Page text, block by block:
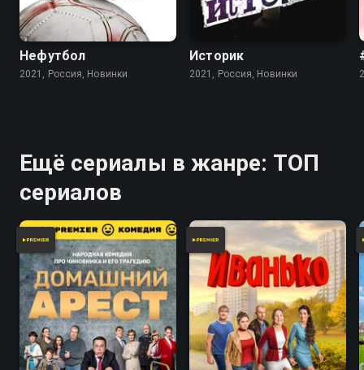
Нефутбол
2021, Россия, Новинки
Историк
2021, Россия, Новинки
Ещё сериалы в жанре: ТОП
сериалов